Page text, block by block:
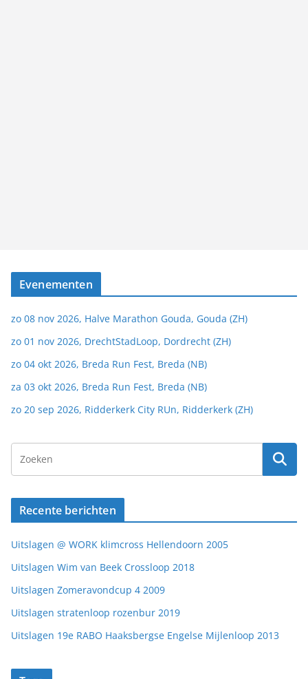
Evenementen
zo 08 nov 2026, Halve Marathon Gouda, Gouda (ZH)
zo 01 nov 2026, DrechtStadLoop, Dordrecht (ZH)
zo 04 okt 2026, Breda Run Fest, Breda (NB)
za 03 okt 2026, Breda Run Fest, Breda (NB)
zo 20 sep 2026, Ridderkerk City RUn, Ridderkerk (ZH)
Recente berichten
Uitslagen @ WORK klimcross Hellendoorn 2005
Uitslagen Wim van Beek Crossloop 2018
Uitslagen Zomeravondcup 4 2009
Uitslagen stratenloop rozenbur 2019
Uitslagen 19e RABO Haaksbergse Engelse Mijlenloop 2013